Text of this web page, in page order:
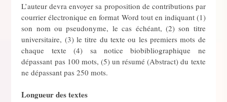
L’auteur devra envoyer sa proposition de contributions par
courrier électronique en format Word tout en indiquant (1)
son nom ou pseudonyme, le cas échéant, (2) son titre
universitaire, (3) le titre du texte ou les premiers mots de
chaque texte (4) sa notice biobibliographique ne
dépassant pas 100 mots, (5) un résumé (Abstract) du texte
ne dépassant pas 250 mots.
Longueur des textes